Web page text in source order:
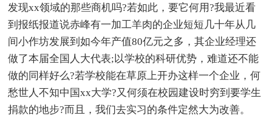
发现xx领域的那些商机吗?若如此，要它何用?我最近看
到报纸报道说赤峰有一加工羊肉的企业短短几十年从几
间小作坊发展到如今年产值80亿元之多，其企业经理还
做了本届全国人大代表;以学校的科研优势，难道还不能
做的同样好么?若学校能在草原上开办这样一个企业，何
愁世人不知中国xx大学?又何须在校园建设时穷到要学生
捐款的地步?而且，我们去实习的条件定然大为改善。